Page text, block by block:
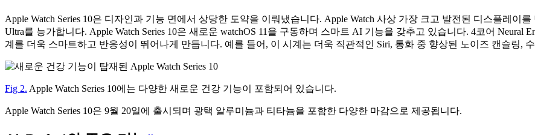
Apple Watch Series 10은 디자인과 기능 면에서 상당한 도약을 이뤄냈습니다. Apple Watch 사상 가장 크고 발전된 디스플레이
Ultra를 능가합니다. Apple Watch Series 10은 새로운 watchOS 11을 구동하며 스마트 AI 기능을 갖추고 있습니다. 4코어 Neural
계를 더욱 스마트하고 반응성이 뛰어나게 만듭니다. 예를 들어, 이 시계는 더욱 직관적인 Siri, 통화 중 향상된 노이즈 캔슬링,
Fig 2. Apple Watch Series 10에는 다양한 새로운 건강 기능이 포함되어 있습니다.
Apple Watch Series 10은 9월 20일에 출시되며 광택 알루미늄과 티타늄을 포함한 다양한 마감으로 제공됩니다.